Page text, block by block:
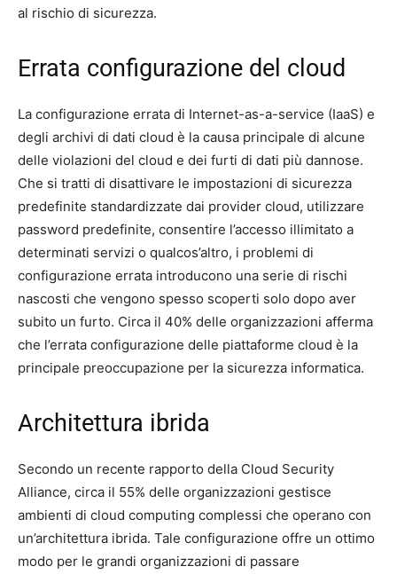
al rischio di sicurezza.
Errata configurazione del cloud
La configurazione errata di Internet-as-a-service (IaaS) e
degli archivi di dati cloud è la causa principale di alcune
delle violazioni del cloud e dei furti di dati più dannose.
Che si tratti di disattivare le impostazioni di sicurezza
predefinite standardizzate dai provider cloud, utilizzare
password predefinite, consentire l’accesso illimitato a
determinati servizi o qualcos’altro, i problemi di
configurazione errata introducono una serie di rischi
nascosti che vengono spesso scoperti solo dopo aver
subito un furto. Circa il 40% delle organizzazioni afferma
che l’errata configurazione delle piattaforme cloud è la
principale preoccupazione per la sicurezza informatica.
Architettura ibrida
Secondo un recente rapporto della Cloud Security
Alliance, circa il 55% delle organizzazioni gestisce
ambienti di cloud computing complessi che operano con
un’architettura ibrida. Tale configurazione offre un ottimo
modo per le grandi organizzazioni di passare